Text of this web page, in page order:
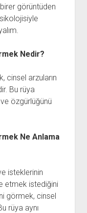
görüntüden
Nedir?
cinsel arzuların
Bu rüya
özgürlüğünü
Ne Anlama
isteklerinin
etmek istediğini
görmek, cinsel
rüya aynı